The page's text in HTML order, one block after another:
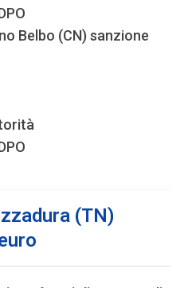
Belbo (CN) sanzione
(TN)